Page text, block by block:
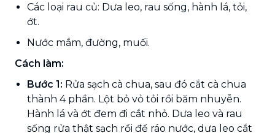
Các loại rau củ: Dưa leo, rau sống, hành lá, tỏi,
ớt.
Nước mắm, đường, muối.
Cách làm:
Bước 1: Rửa sạch cà chua, sau đó cắt cà chua
thành 4 phần. Lột bỏ vỏ tỏi rồi băm nhuyễn.
Hành lá và ớt đem đi cắt nhỏ. Dưa leo và rau
sống rửa thật sạch rồi để ráo nước, dưa leo cắt